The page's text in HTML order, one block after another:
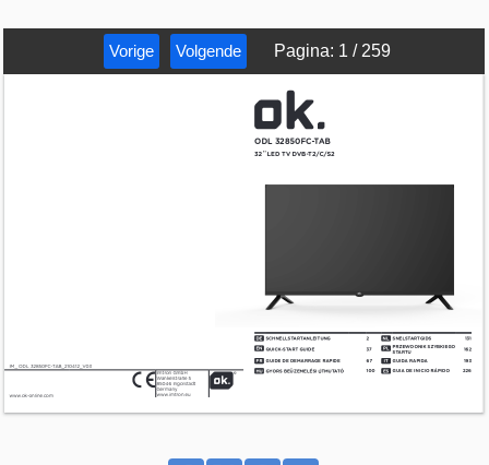
Vorige Volgende Pagina: 1 / 259